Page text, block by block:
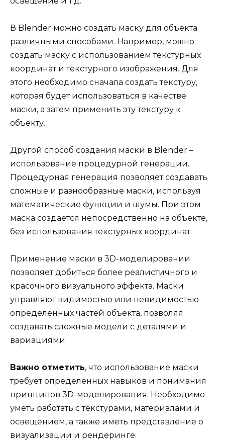
В Blender можно создать маску для объекта
различными способами. Например, можно
создать маску с использованием текстурных
координат и текстурного изображения. Для
этого необходимо сначала создать текстуру,
которая будет использоваться в качестве
маски, а затем применить эту текстуру к
объекту.
Другой способ создания маски в Blender –
использование процедурной генерации.
Процедурная генерация позволяет создавать
сложные и разнообразные маски, используя
математические функции и шумы. При этом
маска создается непосредственно на объекте,
без использования текстурных координат.
Применение маски в 3D-моделировании
позволяет добиться более реалистичного и
красочного визуального эффекта. Маски
управляют видимостью или невидимостью
определенных частей объекта, позволяя
создавать сложные модели с деталями и
вариациями.
Важно отметить, что использование маски
требует определенных навыков и понимания
принципов 3D-моделирования. Необходимо
уметь работать с текстурами, материалами и
освещением, а также иметь представление о
визуализации и рендеринге.